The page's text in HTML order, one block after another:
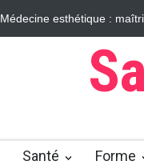
Médecine esthétique :
Santé Forme